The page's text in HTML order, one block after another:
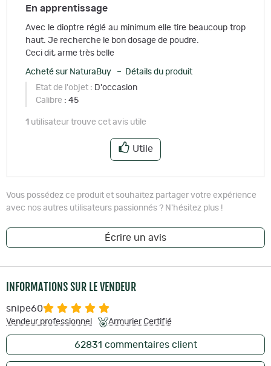
En apprentissage
Avec le dioptre réglé au minimum elle tire beaucoup trop
haut. Je recherche le bon dosage de poudre.
Ceci dit, arme très belle
Acheté sur NaturaBuy – Détails du produit
Etat de l'objet : D'occasion
Calibre : 45
1 utilisateur trouve cet avis utile
Utile
Vous possédez ce produit et souhaitez partager votre expérience
avec nos autres utilisateurs passionnés ? N'hésitez plus !
Écrire un avis
INFORMATIONS SUR LE VENDEUR
snipe60
Vendeur professionnel Armurier Certifié
62831 commentaires client